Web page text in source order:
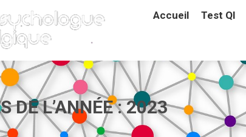
Accueil Test QI
DE L’ANNÉE :2023
Accueil Test QI